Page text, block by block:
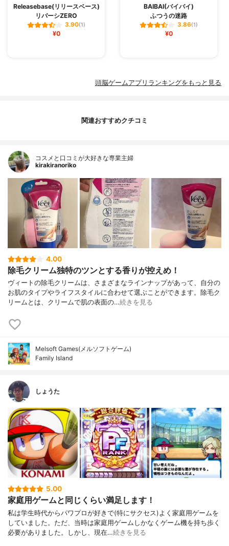
Releasebase(リリースベース)
リバーシZERO
3.90(1)
¥0
BAIBAI(バイバイ)
ふつうの迷路
3.86(1)
¥0
頭脳ゲームアプリランキングをもっと見る
関連おすすめクチコミ
コスメと口コミが大好きな専業主婦
kirakiranoriko
4.00
除毛クリーム独特のツンとする香りが控えめ！
ヴィートの除毛クリームは、さまざまなラインナップがあって、自分の
お肌のタイプやライフスタイルに合わせて選ぶことができます。除毛ク
リームとは、クリームで肌の表面の…続きを見る
Melsoft Games(メルソフトゲーム)
Family Island
しょうた
5.00
家庭用ゲームと同じくらい満足します！
私は学生時代からパワプロが好きで(特にサクセス)よく家庭用ゲームを
していました。ただ、当時は家庭用ゲームしかなくゲーム機を持ち歩く
必要がありました。しかし、現在…続きを見る